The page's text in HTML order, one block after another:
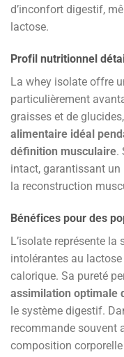
d’inconfort digestif,
lactose.
Profil nutritionnel
La whey isolate offre
particulièrement
graisses et de
alimentaire idéal
définition musculaire.
intact, garantissant un
la reconstruction
Bénéfices pour des
L’isolate représente
intolérantes au
calorique. Sa pureté
assimilation optimale
le système digestif.
recommande souvent
composition corporelle